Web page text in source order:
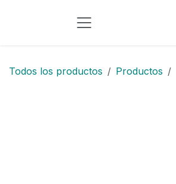
Todos los productos Productos